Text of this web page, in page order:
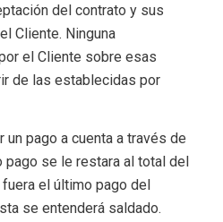
del contrato y sus
Cliente. Ninguna
el Cliente sobre esas
de las establecidas por
un pago a cuenta a través de
pago se le restara al total del
el último pago del
se entenderá saldado.